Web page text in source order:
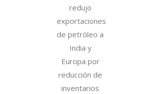
redujo
exportaciones
de petróleo a
India y
Europa por
reducción de
inventarios